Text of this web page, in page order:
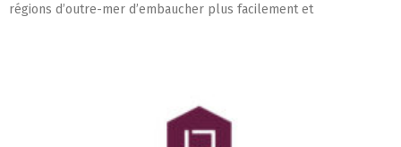
régions d’outre-mer d’embaucher plus facilement et